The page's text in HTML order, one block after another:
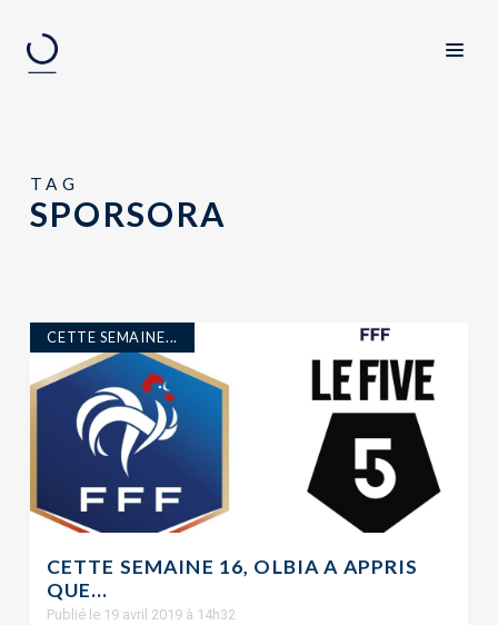
TAG
SPORSORA
CETTE SEMAINE...
CETTE SEMAINE 16, OLBIA A APPRIS
QUE…
Publié le 19 avril 2019 à 14h32